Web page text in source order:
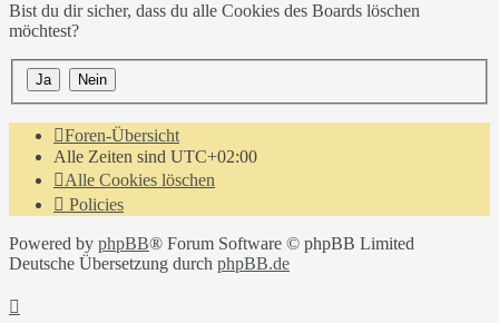
Bist du dir sicher, dass du alle Cookies des Boards löschen
möchtest?
Foren-Übersicht
Alle Zeiten sind UTC+02:00
Alle Cookies löschen
Policies
Powered by phpBB® Forum Software © phpBB Limited
Deutsche Übersetzung durch phpBB.de